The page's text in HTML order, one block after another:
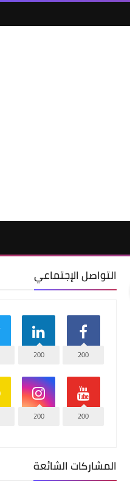
التواصل الإجتماعي
200
200
200
200
المشاركات الشائعة